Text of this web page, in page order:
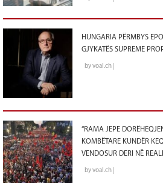
HUNGARIA PËRMBYS
GJYKATËS SUPREME
by voal.ch |
“RAMA JEPE
KOMBËTARE KUNDËR
VENDOSUR DERI NË
by voal.ch |